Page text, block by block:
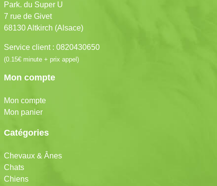
Park. du Super U
7 rue de Givet
68130 Altkirch (Alsace)
Service client : 0820430650
(0.15€ minute + prix appel)
Mon compte
Mon compte
Mon panier
Catégories
Chevaux & Ânes
Chats
Chiens